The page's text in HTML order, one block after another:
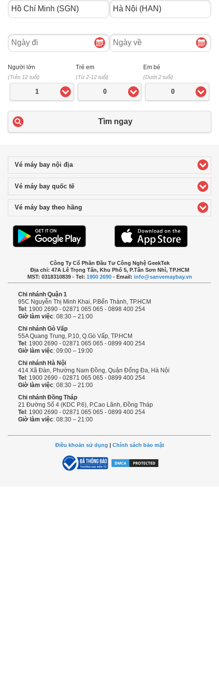
Ngày
đi
Ngày
về
Người lớn
(Trên 12 tuổi)
1
Trẻ em
(Từ 2-12 tuổi)
0
Em bé
(Dưới 2 tuổi)
0
Tìm ngay
Vé máy bay nội địaclick to expand contents
Vé máy bay quốc tếclick to expand contents
Vé máy bay theo hãng
Công Ty Cổ Phần Đầu Tư Công Nghệ GeekTek
Địa chỉ: 47A Lê Trọng Tấn, Khu Phố 5, P.Tân Sơn Nhì, TP.HCM
MST: 0318310839 - Tel: 1900 2690- Email: info@sanvemaybay.vn
Chi nhánh Quận 1
95C Nguyễn Thị Minh Khai, P.Bến Thành, TP.HCM
Tel: 1900 2690 - 02871 065 065 - 0898 400 254
Giờ làm việc: 08:30 – 21:00
Chi nhánh Gò Vấp
55A Quang Trung, P.10, Q.Gò Vấp, TP.HCM
Tel: 1900 2690 - 02871 065 065 - 0899 400 254
Giờ làm việc: 09:00 – 19:00
Chi nhánh Hà Nội
414 Xã Đàn, Phường Nam Đồng, Quận Đống Đa, Hà Nội
Tel: 1900 2690 - 02871 065 065 - 0899 400 254
Giờ làm việc: 08:30 – 21:00
Chi nhánh Đồng Tháp
21 Đường Số 4 (KDC P.6), P.Cao Lãnh, Đồng Tháp
Tel: 1900 2690 - 02871 065 065 - 0899 400 254
Giờ làm việc: 08:30 – 21:00
Điều khoản sử dụng | Chính sách bảo mật